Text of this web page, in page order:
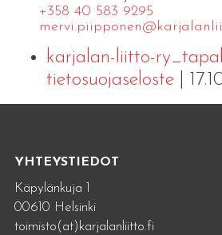
+358 40 583 9295
karjalan-liitto-
tietosuojaseloste|
YHTEYSTIEDOT
Käpylänkuja 1
00610 Helsinki
toimisto(at)karjalanliitto.fi